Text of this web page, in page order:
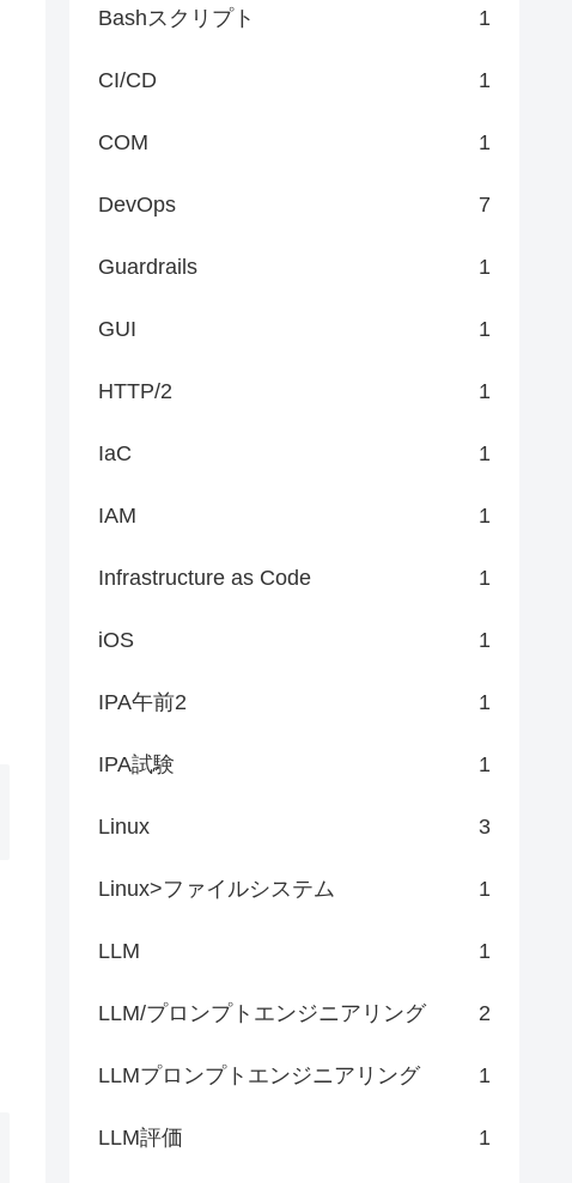
Bashスクリプト 1
CI/CD 1
COM 1
DevOps 7
Guardrails 1
GUI 1
HTTP/2 1
IaC 1
IAM 1
Infrastructure as Code 1
iOS 1
IPA午前2 1
IPA試験 1
Linux 3
Linux>ファイルシステム 1
LLM 1
LLM/プロンプトエンジニアリング 2
LLMプロンプトエンジニアリング 1
LLM評価 1